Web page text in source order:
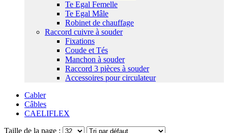
Te Egal Femelle
Te Egal Mâle
Robinet de chauffage
Raccord cuivre à souder
Fixations
Coude et Tés
Manchon à souder
Raccord 3 pièces à souder
Accessoires pour circulateur
Cabler
Câbles
CAELIFLEX
Taille de la page :